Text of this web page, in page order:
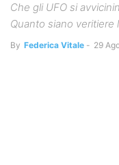
Che gli UFO si
Quanto siano veritiere
By Federica Vitale - 29